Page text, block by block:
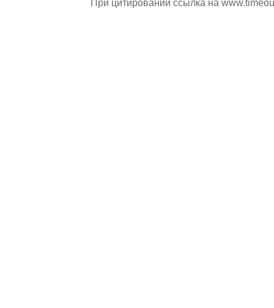
При цитировании ссылка на